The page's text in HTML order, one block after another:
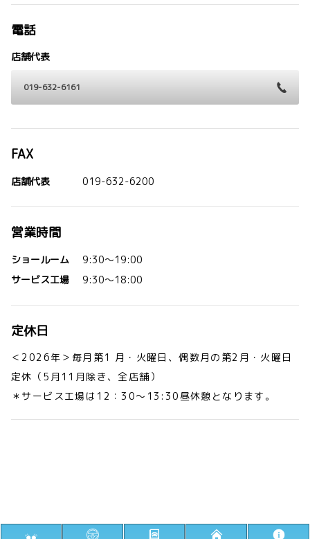
電話
店舗代表
019-632-6161
FAX
店舗代表 019-632-6200
営業時間
ショールーム
9:30～19:00
サービス工場
9:30～18:00
定休日
＜2026年＞毎月第1 月・火曜日、偶数月の第2月・火曜日
定休（5月11月除き、全店舗）
＊サービス工場は12：30～13:30昼休憩となります。